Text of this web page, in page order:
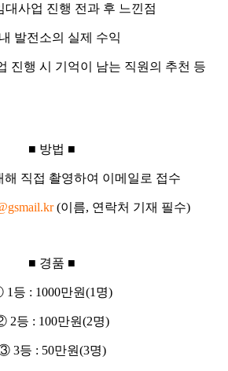
대사업 진행 전과 후 느낀점
발전소의 실제 수익
진행 시 기억이 남는 직원의 추천 등
■ 방법 ■
해 직접 촬영하여 이메일로 접수
(이름, 연락처 기재 필수)
■ 경품 ■
1 등 : 1000만원(1 명)
2등 : 100만원(2명)
3등 : 50만원(3명)